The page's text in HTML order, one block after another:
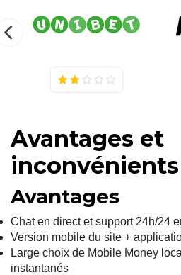
Avantages et
inconvénients
Avantages
Chat en direct et support 24h/24
Version mobile du site +
Large choix de Mobile Money
instantanés